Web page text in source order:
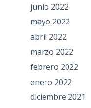
junio 2022
mayo 2022
abril 2022
marzo 2022
febrero 2022
enero 2022
diciembre 2021